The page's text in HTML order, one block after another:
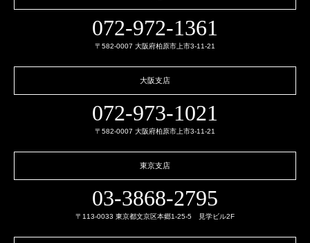
072-972-1361
〒582-0007 大阪府柏原市上市3-11-21
大阪支店
072-973-1021
〒582-0007 大阪府柏原市上市3-11-21
東京支店
03-3868-2795
〒113-0033 東京都文京区本郷1-25-5 見学ビル2F